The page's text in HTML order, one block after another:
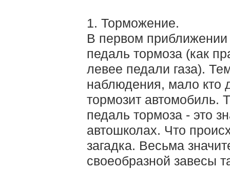
1. Торможение.
В первом
педаль тормоза (как
левее педали газа).
наблюдения, мало кто
тормозит автомобиль.
педаль тормоза - это
автошколах. Что
загадка. Весьма
своеобразной завесы